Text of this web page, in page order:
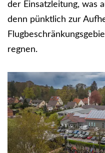
der Einsatzleitung, was
denn pünktlich zur
regnen.